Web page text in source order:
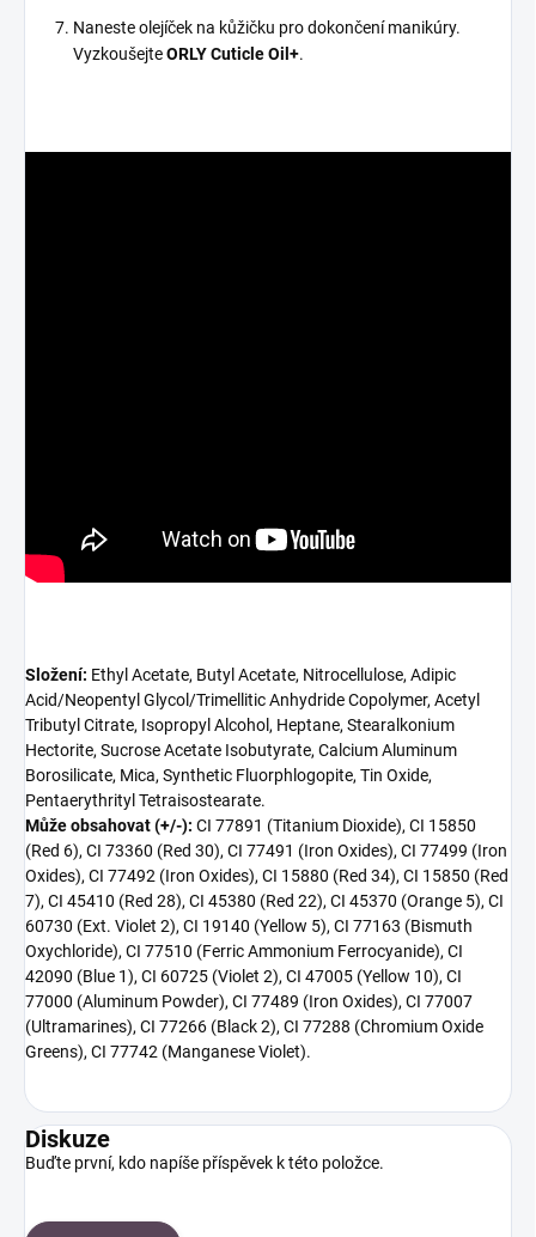
Naneste olejíček na kůžičku pro dokončení manikúry.
VyzkoušejteORLY Cuticle Oil+.
Složení: Ethyl Acetate, Butyl Acetate, Nitrocellulose, Adipic
Acid/Neopentyl Glycol/Trimellitic Anhydride Copolymer, Acetyl
Tributyl Citrate, Isopropyl Alcohol, Heptane, Stearalkonium
Hectorite, Sucrose Acetate Isobutyrate, Calcium Aluminum
Borosilicate, Mica, Synthetic Fluorphlogopite, Tin Oxide,
Pentaerythrityl Tetraisostearate.
Může obsahovat (+/-): CI 77891 (Titanium Dioxide), CI 15850
(Red 6), CI 73360 (Red 30), CI 77491 (Iron Oxides), CI 77499 (Iron
Oxides), CI 77492 (Iron Oxides), CI 15880 (Red 34), CI 15850 (Red
7), CI 45410 (Red 28), CI 45380 (Red 22), CI 45370 (Orange 5), CI
60730 (Ext. Violet 2), CI 19140 (Yellow 5), CI 77163 (Bismuth
Oxychloride), CI 77510 (Ferric Ammonium Ferrocyanide), CI
42090 (Blue 1), CI 60725 (Violet 2), CI 47005 (Yellow 10), CI
77000 (Aluminum Powder), CI 77489 (Iron Oxides), CI 77007
(Ultramarines), CI 77266 (Black 2), CI 77288 (Chromium Oxide
Greens), CI 77742 (Manganese Violet).
Diskuze
Buďte první, kdo napíše příspěvek k této položce.